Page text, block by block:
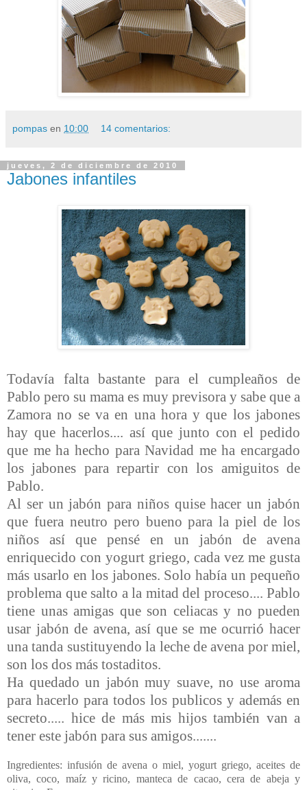
pompas en 10:00 14 comentarios:
jueves, 2 de diciembre de 2010
Jabones infantiles
Todavía falta bastante para el cumpleaños de
Pablo pero su mama es muy previsora y sabe que a
Zamora no se va en una hora y que los jabones
hay que hacerlos.... así que junto con el pedido
que me ha hecho para Navidad me ha encargado
los jabones para repartir con los amiguitos de
Pablo.
Al ser un jabón para niños quise hacer un jabón
que fuera neutro pero bueno para la piel de los
niños así que pensé en un jabón de avena
enriquecido con yogurt griego, cada vez me gusta
más usarlo en los jabones. Solo había un pequeño
problema que salto a la mitad del proceso.... Pablo
tiene unas amigas que son celiacas y no pueden
usar jabón de avena, así que se me ocurrió hacer
una tanda sustituyendo la leche de avena por miel,
son los dos más tostaditos.
Ha quedado un jabón muy suave, no use aroma
para hacerlo para todos los publicos y además en
secreto..... hice de más mis hijos también van a
tener este jabón para sus amigos.......
Ingredientes: infusión de avena o miel, yogurt griego, aceites de
oliva, coco, maíz y ricino, manteca de cacao, cera de abeja y